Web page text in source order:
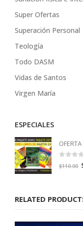
Super Ofertas
Superación Personal
Teología
Todo DASM
Vidas de Santos
Virgen María
ESPECIALES
out of
$110.00
RELATED